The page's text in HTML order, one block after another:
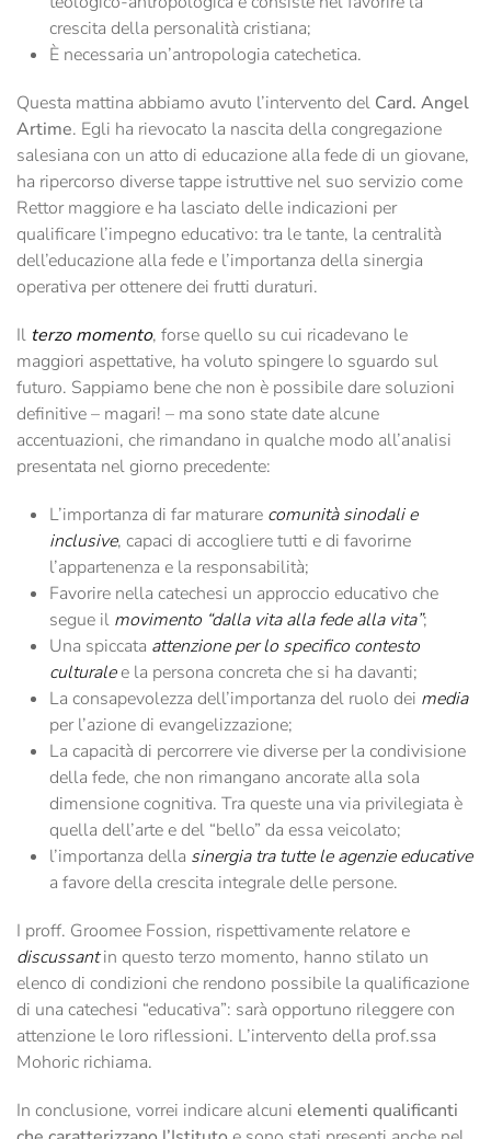
crescita della personalità cristiana;
È necessaria un’antropologia catechetica.
Questa mattina abbiamo avuto l’intervento del Card. Angel
Artime. Egli ha rievocato la nascita della congregazione
salesiana con un atto di educazione alla fede di un giovane,
ha ripercorso diverse tappe istruttive nel suo servizio come
Rettor maggiore e ha lasciato delle indicazioni per
qualificare l’impegno educativo: tra le tante, la centralità
dell’educazione alla fede e l’importanza della sinergia
operativa per ottenere dei frutti duraturi.
Il terzo momento, forse quello su cui ricadevano le
maggiori aspettative, ha voluto spingere lo sguardo sul
futuro. Sappiamo bene che non è possibile dare soluzioni
definitive – magari! – ma sono state date alcune
accentuazioni, che rimandano in qualche modo all’analisi
presentata nel giorno precedente:
L’importanza di far maturare comunità sinodali e
inclusive, capaci di accogliere tutti e di favorirne
l’appartenenza e la responsabilità;
Favorire nella catechesi un approccio educativo che
segue il movimento “dalla vita alla fede alla vita”;
Una spiccata attenzione per lo specifico contesto
culturalee la persona concreta che si ha davanti;
La consapevolezza dell’importanza del ruolo dei media
per l’azione di evangelizzazione;
La capacità di percorrere vie diverse per la condivisione
della fede, che non rimangano ancorate alla sola
dimensione cognitiva. Tra queste una via privilegiata è
quella dell’arte e del “bello” da essa veicolato;
l’importanza della sinergia tra tutte le agenzie educative
a favore della crescita integrale delle persone.
I proff. Groomee Fossion, rispettivamente relatore e
discussantin questo terzo momento, hanno stilato un
elenco di condizioni che rendono possibile la qualificazione
di una catechesi “educativa”: sarà opportuno rileggere con
attenzione le loro riflessioni. L’intervento della prof.ssa
Mohoric richiama.
In conclusione, vorrei indicare alcuni elementi qualificanti